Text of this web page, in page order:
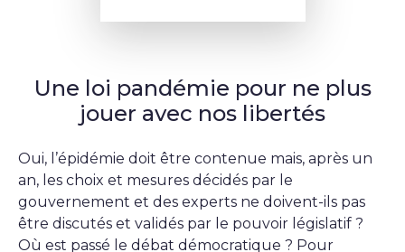
Une loi pandémie pour ne plus
jouer avec nos libertés
Oui, l’épidémie doit être contenue mais, après un
an, les choix et mesures décidés par le
gouvernement et des experts ne doivent-ils pas
être discutés et validés par le pouvoir législatif ?
Où est passé le débat démocratique ? Pour